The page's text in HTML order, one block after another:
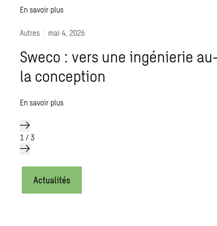
En savoir plus
Autres mai 4, 2026
Sweco : vers une ingénierie
la conception
En savoir plus
1 / 3
Actualités